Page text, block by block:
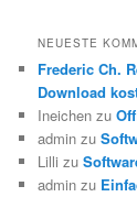
NEUESTE
Frederic Ch.
Download
Ineichen zu
admin zu
Lilli zu
admin zu